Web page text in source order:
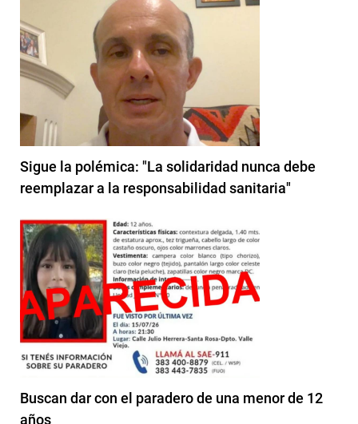
Sigue la polémica: "La solidaridad nunca debe
reemplazar a la responsabilidad sanitaria"
Buscan dar con el paradero de una menor de 12
años